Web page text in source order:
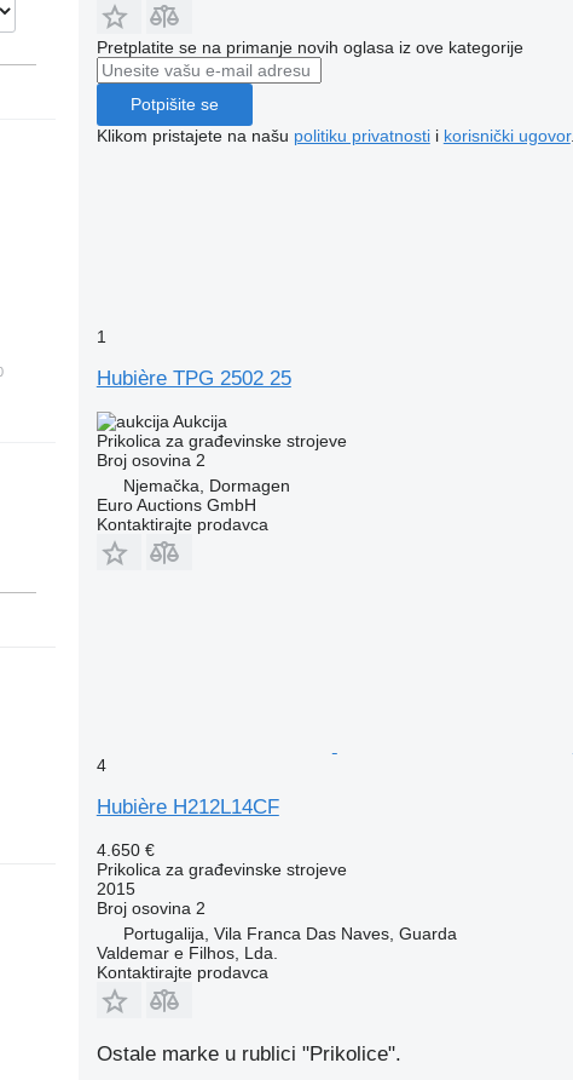
Pretplatite se na primanje novih oglasa iz ove kategorije
Potpišite se
Klikom pristajete na našu politiku privatnostii korisnički ugovor.
1
Hubière TPG 2502 25
Aukcija
Prikolica za građevinske strojeve
Broj osovina 2
Njemačka, Dormagen
Euro Auctions GmbH
Kontaktirajte prodavca
4
Hubière H212L14CF
4.650 €
Prikolica za građevinske strojeve
2015
Broj osovina 2
Portugalija, Vila Franca Das Naves, Guarda
Valdemar e Filhos, Lda.
Kontaktirajte prodavca
Ostale marke u rublici "Prikolice".